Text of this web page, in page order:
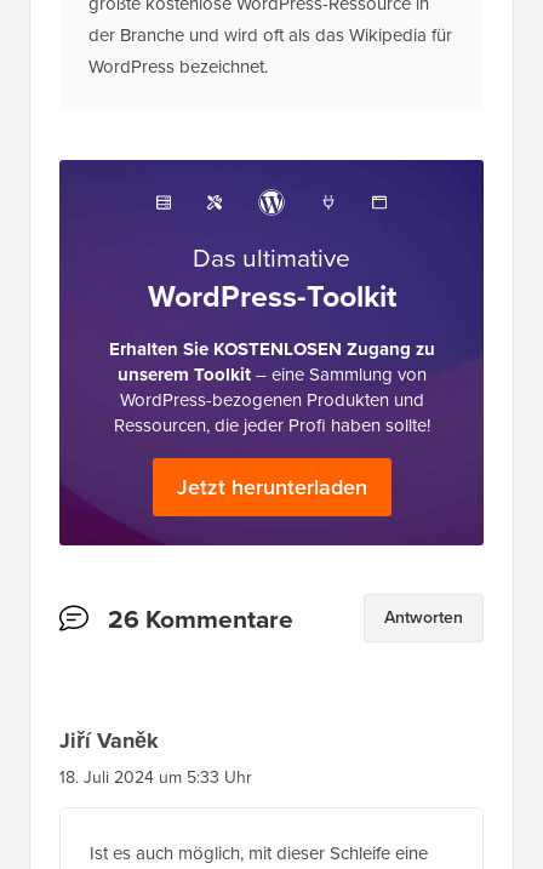
der Branche und wird oft als das Wikipedia für
WordPress bezeichnet.
Das ultimative
WordPress-Toolkit
Erhalten Sie KOSTENLOSEN Zugang zu
unserem Toolkit– eine Sammlung von
WordPress-bezogenen Produkten und
Ressourcen, die jeder Profi haben sollte!
Jetzt herunterladen
Leserinteraktionen
26 Kommentare Antworten
Jiří Vaněk
18. Juli 2024 um 5:33 Uhr
Ist es auch möglich, mit dieser Schleife eine